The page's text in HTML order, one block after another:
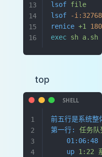
lsof file
lsof -i:32768
renice +1 180
exec sh a.sh
top
前五行是系统整
第一行:
任务队
    01:06:48
    up
1:22